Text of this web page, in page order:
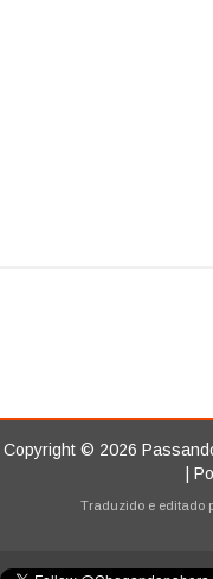
Copyright © 2026
|
Traduzido e editado